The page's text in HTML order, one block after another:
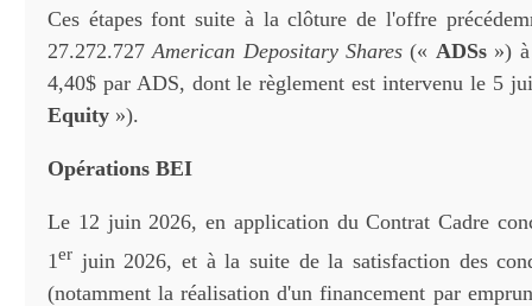
Ces étapes font suite à la clôture de l'offre
27.272.727American Depositary Shares(« ADSs») à
4,40$ par ADS, dont le règlement est intervenu le 5
Equity »).
Opérations BEI
Le 12 juin 2026, en application du Contrat Cadre
1er juin 2026, et à la suite de la satisfaction des
(notamment la réalisation d'un financement par